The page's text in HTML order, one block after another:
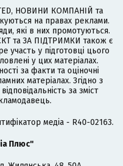
НОВИНИ КОМПАНІЙ та
на правах реклами.
які в них промотуються.
та ЗА ПІДТРИМКИ також є
участь у підготовці цього
у цих матеріалах.
за факти та оціночні
матеріалах. Згідно з
за зміст
медіа - R40-02163.
Плюс"